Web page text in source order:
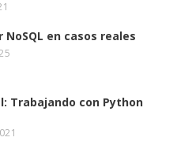
NoSQL en casos reales
Trabajando con Python